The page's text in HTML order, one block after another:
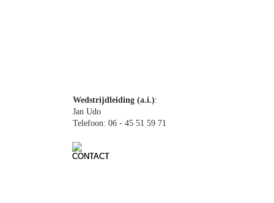
Wedstrijdleiding (a.i.):
Jan Udo
Telefoon: 06 - 45 51 59 71